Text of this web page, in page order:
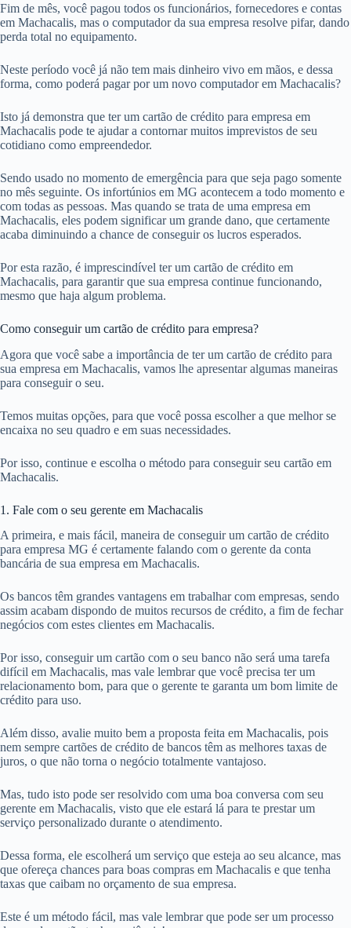
Fim de mês, você pagou todos os funcionários, fornecedores e contas
em Machacalis, mas o computador da sua empresa resolve pifar, dando
perda total no equipamento.
Neste período você já não tem mais dinheiro vivo em mãos, e dessa
forma, como poderá pagar por um novo computador em Machacalis?
Isto já demonstra que ter um cartão de crédito para empresa em
Machacalis pode te ajudar a contornar muitos imprevistos de seu
cotidiano como empreendedor.
Sendo usado no momento de emergência para que seja pago somente
no mês seguinte. Os infortúnios em MG acontecem a todo momento e
com todas as pessoas. Mas quando se trata de uma empresa em
Machacalis, eles podem significar um grande dano, que certamente
acaba diminuindo a chance de conseguir os lucros esperados.
Por esta razão, é imprescindível ter um cartão de crédito em
Machacalis, para garantir que sua empresa continue funcionando,
mesmo que haja algum problema.
Como conseguir um cartão de crédito para empresa?
Agora que você sabe a importância de ter um cartão de crédito para
sua empresa em Machacalis, vamos lhe apresentar algumas maneiras
para conseguir o seu.
Temos muitas opções, para que você possa escolher a que melhor se
encaixa no seu quadro e em suas necessidades.
Por isso, continue e escolha o método para conseguir seu cartão em
Machacalis.
1. Fale com o seu gerente em Machacalis
A primeira, e mais fácil, maneira de conseguir um cartão de crédito
para empresa MG é certamente falando com o gerente da conta
bancária de sua empresa em Machacalis.
Os bancos têm grandes vantagens em trabalhar com empresas, sendo
assim acabam dispondo de muitos recursos de crédito, a fim de fechar
negócios com estes clientes em Machacalis.
Por isso, conseguir um cartão com o seu banco não será uma tarefa
difícil em Machacalis, mas vale lembrar que você precisa ter um
relacionamento bom, para que o gerente te garanta um bom limite de
crédito para uso.
Além disso, avalie muito bem a proposta feita em Machacalis, pois
nem sempre cartões de crédito de bancos têm as melhores taxas de
juros, o que não torna o negócio totalmente vantajoso.
Mas, tudo isto pode ser resolvido com uma boa conversa com seu
gerente em Machacalis, visto que ele estará lá para te prestar um
serviço personalizado durante o atendimento.
Dessa forma, ele escolherá um serviço que esteja ao seu alcance, mas
que ofereça chances para boas compras em Machacalis e que tenha
taxas que caibam no orçamento de sua empresa.
Este é um método fácil, mas vale lembrar que pode ser um processo